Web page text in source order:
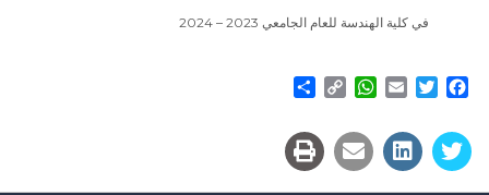
في كلية الهندسة للعام الجامعي 2023 – 2024
Facebook
Twitter
Email
WhatsApp
Copy